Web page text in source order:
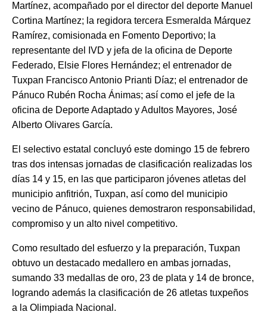
Martínez, acompañado por el director del deporte Manuel
Cortina Martínez; la regidora tercera Esmeralda Márquez
Ramírez, comisionada en Fomento Deportivo; la
representante del IVD y jefa de la oficina de Deporte
Federado, Elsie Flores Hernández; el entrenador de
Tuxpan Francisco Antonio Prianti Díaz; el entrenador de
Pánuco Rubén Rocha Ánimas; así como el jefe de la
oficina de Deporte Adaptado y Adultos Mayores, José
Alberto Olivares García.
El selectivo estatal concluyó este domingo 15 de febrero
tras dos intensas jornadas de clasificación realizadas los
días 14 y 15, en las que participaron jóvenes atletas del
municipio anfitrión, Tuxpan, así como del municipio
vecino de Pánuco, quienes demostraron responsabilidad,
compromiso y un alto nivel competitivo.
Como resultado del esfuerzo y la preparación, Tuxpan
obtuvo un destacado medallero en ambas jornadas,
sumando 33 medallas de oro, 23 de plata y 14 de bronce,
logrando además la clasificación de 26 atletas tuxpeños
a la Olimpiada Nacional.